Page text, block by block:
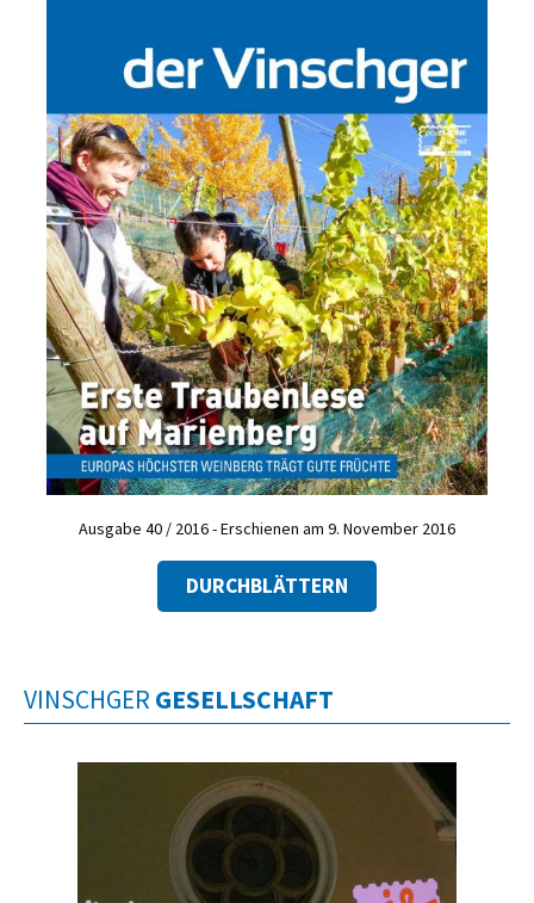
Ausgabe 40 / 2016 - Erschienen am 9. November 2016
DURCHBLÄTTERN
VINSCHGER GESELLSCHAFT